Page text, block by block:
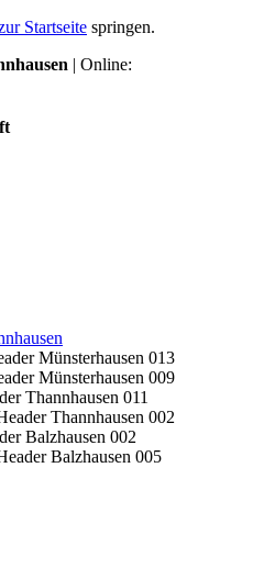
Startseite springen.
| Online: